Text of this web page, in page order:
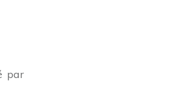
par